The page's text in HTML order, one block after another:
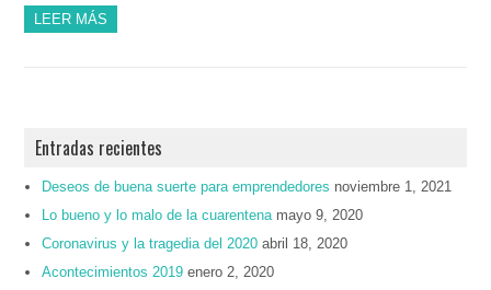
LEER MÁS
Entradas recientes
Deseos de buena suerte para emprendedores noviembre 1, 2021
Lo bueno y lo malo de la cuarentena mayo 9, 2020
Coronavirus y la tragedia del 2020 abril 18, 2020
Acontecimientos 2019 enero 2, 2020